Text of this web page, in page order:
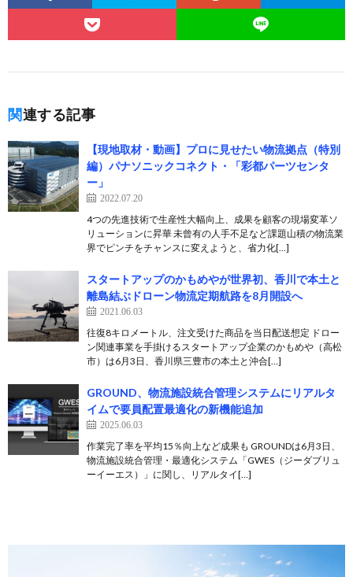
関連する記事
【現地取材・動画】プロに見せたい物流拠点（特別
編）パナソニックコネクト・「彩都パーツセンタ
ー」
2022.07.20
4つの先進技術で生産性大幅向上、成果を顧客の現場変革ソ
リューションに昇華 未曾有の人手不足など課題山積の物流業
界でピンチをチャンスに変えようと、省力化[…]
スタートアップのかもめやが世界初、香川で本土と
離島結ぶドローン物流定期航路を8月開設へ
2021.06.03
往復8キロメートル、注文受けた商品を当日配送想定 ドロー
ン関連事業を手掛けるスタートアップ企業のかもめや（高松
市）は6月3日、香川県三豊市の本土と沖合[…]
GROUND、物流施設統合管理システムにリアルタ
イムで要員配置最適化の新機能追加
2025.06.03
作業完了率を平均15％向上など成果も GROUNDは6月3日、
物流施設統合管理・最適化システム「GWES（ジーダブリュ
ーイーエス）」に関し、リアルタイ[…]